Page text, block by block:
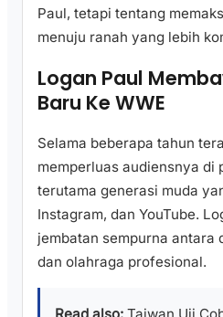
Paul, tetapi tentang
menuju ranah yang lebih
Logan Paul
Baru Ke WWE
Selama beberapa tahun
memperluas audiensnya di
terutama generasi muda
Instagram, dan YouTube.
jembatan sempurna antara
dan olahraga profesional.